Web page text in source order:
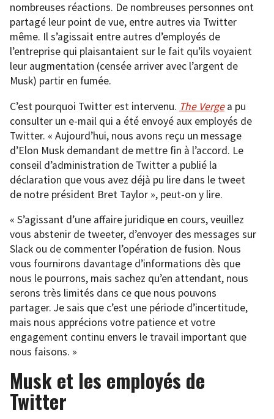
nombreuses réactions. De nombreuses personnes ont
partagé leur point de vue, entre autres via Twitter
même. Il s’agissait entre autres d’employés de
l’entreprise qui plaisantaient sur le fait qu’ils voyaient
leur augmentation (censée arriver avec l’argent de
Musk) partir en fumée.
C’est pourquoi Twitter est intervenu. The Vergea pu
consulter un e-mail qui a été envoyé aux employés de
Twitter. « Aujourd’hui, nous avons reçu un message
d’Elon Musk demandant de mettre fin à l’accord. Le
conseil d’administration de Twitter a publié la
déclaration que vous avez déjà pu lire dans le tweet
de notre président Bret Taylor », peut-on y lire.
« S’agissant d’une affaire juridique en cours, veuillez
vous abstenir de tweeter, d’envoyer des messages sur
Slack ou de commenter l’opération de fusion. Nous
vous fournirons davantage d’informations dès que
nous le pourrons, mais sachez qu’en attendant, nous
serons très limités dans ce que nous pouvons
partager. Je sais que c’est une période d’incertitude,
mais nous apprécions votre patience et votre
engagement continu envers le travail important que
nous faisons. »
Musk et les employés de
Twitter